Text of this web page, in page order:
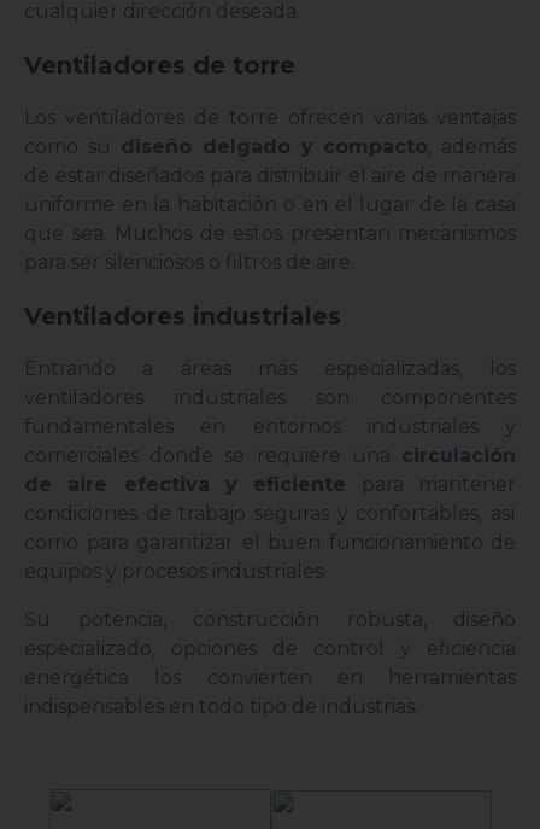
cualquier dirección deseada.
Ventiladores de torre
Los ventiladores de torre ofrecen varias ventajas
como su diseño delgado y compacto , además
de estar diseñados para distribuir el aire de manera
uniforme en la habitación o en el lugar de la casa
que sea. Muchos de estos presentan mecanismos
para ser silenciosos o filtros de aire.
Ventiladores industriales
Entrando a áreas más especializadas, los
ventiladores industriales son componentes
fundamentales en entornos industriales y
comerciales donde se requiere una circulación
de aire efectiva y eficiente para mantener
condiciones de trabajo seguras y confortables, así
como para garantizar el buen funcionamiento de
equipos y procesos industriales.
Su potencia, construcción robusta, diseño
especializado, opciones de control y eficiencia
energética los convierten en herramientas
indispensables en todo tipo de industrias.